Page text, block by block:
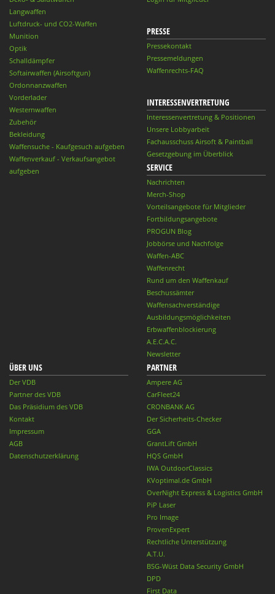
Langwaffen
Luftdruck- und CO2-Waffen
Munition
Optik
Schalldämpfer
Softairwaffen (Airsoftgun)
Ordonnanzwaffen
Vorderlader
Westernwaffen
Zubehör
Bekleidung
Waffensuche - Kaufgesuch aufgeben
Waffenverkauf - Verkaufsangebot
aufgeben
PRESSE
Pressekontakt
Pressemeldungen
Waffenrechts-FAQ
INTERESSENVERTRETUNG
Interessenvertretung & Positionen
Unsere Lobbyarbeit
Fachausschuss Airsoft & Paintball
Gesetzgebung im Überblick
SERVICE
Nachrichten
Merch-Shop
Vorteilsangebote für Mitglieder
Fortbildungsangebote
PROGUN Blog
Jobbörse und Nachfolge
Waffen-ABC
Waffenrecht
Rund um den Waffenkauf
Beschussämter
Waffensachverständige
Ausbildungsmöglichkeiten
Erbwaffenblockierung
A.E.C.A.C.
Newsletter
ÜBER UNS
Der VDB
Partner des VDB
Das Präsidium des VDB
Kontakt
Impressum
AGB
Datenschutzerklärung
PARTNER
Ampere AG
CarFleet24
CRONBANK AG
Der Sicherheits-Checker
GGA
GrantLift GmbH
HQS GmbH
IWA OutdoorClassics
KVoptimal.de GmbH
OverNight Express & Logistics GmbH
PiP Laser
Pro Image
ProvenExpert
Rechtliche Unterstützung
A.T.U.
BSG-Wüst Data Security GmbH
DPD
First Data